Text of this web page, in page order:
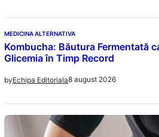
MEDICINA ALTERNATIVA
Kombucha: Băutura Fermentată
Glicemia în Timp Record
byEchipa Editoriala8 august 2026